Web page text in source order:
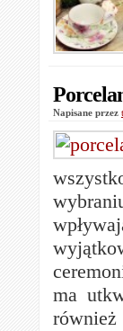
Napisane przez
ma